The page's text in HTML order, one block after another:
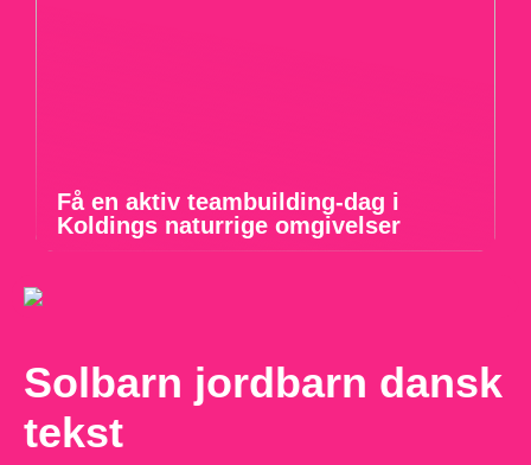
Få en aktiv teambuilding-dag i
Koldings naturrige omgivelser
Solbarn jordbarn dansk
tekst